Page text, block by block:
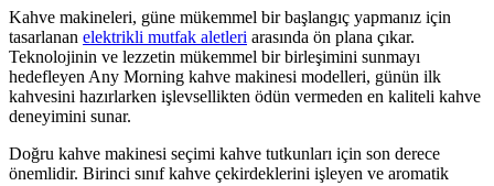
Kahve makineleri, güne mükemmel bir başlangıç yapmanız için
tasarlanan elektrikli mutfak aletleri arasında ön plana çıkar.
Teknolojinin ve lezzetin mükemmel bir birleşimini sunmayı
hedefleyen Any Morning kahve makinesi modelleri, günün ilk
kahvesini hazırlarken işlevsellikten ödün vermeden en kaliteli kahve
deneyimini sunar.
Doğru kahve makinesi seçimi kahve tutkunları için son derece
önemlidir. Birinci sınıf kahve çekirdeklerini işleyen ve aromatik